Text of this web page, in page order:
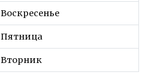
Воскресенье
Пятница
Вторник